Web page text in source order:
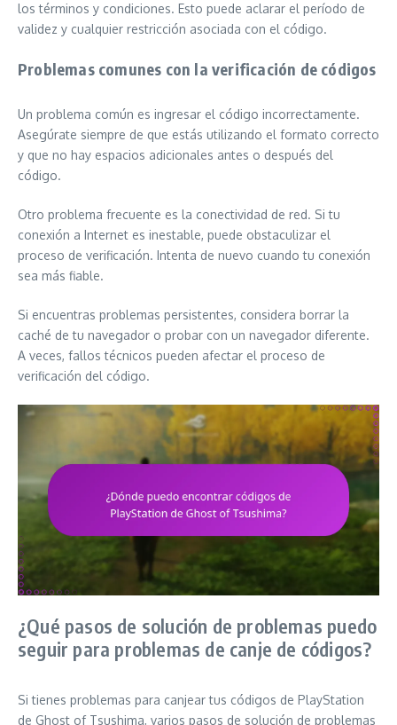
los términos y condiciones. Esto puede aclarar el período de
validez y cualquier restricción asociada con el código.
Problemas comunes con la verificación de códigos
Un problema común es ingresar el código incorrectamente.
Asegúrate siempre de que estás utilizando el formato correcto
y que no hay espacios adicionales antes o después del
código.
Otro problema frecuente es la conectividad de red. Si tu
conexión a Internet es inestable, puede obstaculizar el
proceso de verificación. Intenta de nuevo cuando tu conexión
sea más fiable.
Si encuentras problemas persistentes, considera borrar la
caché de tu navegador o probar con un navegador diferente.
A veces, fallos técnicos pueden afectar el proceso de
verificación del código.
¿Qué pasos de solución de problemas puedo
seguir para problemas de canje de códigos?
Si tienes problemas para canjear tus códigos de PlayStation
de Ghost of Tsushima, varios pasos de solución de problemas